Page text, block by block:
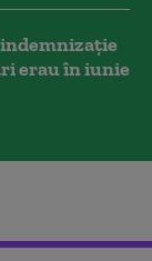
erau în iunie